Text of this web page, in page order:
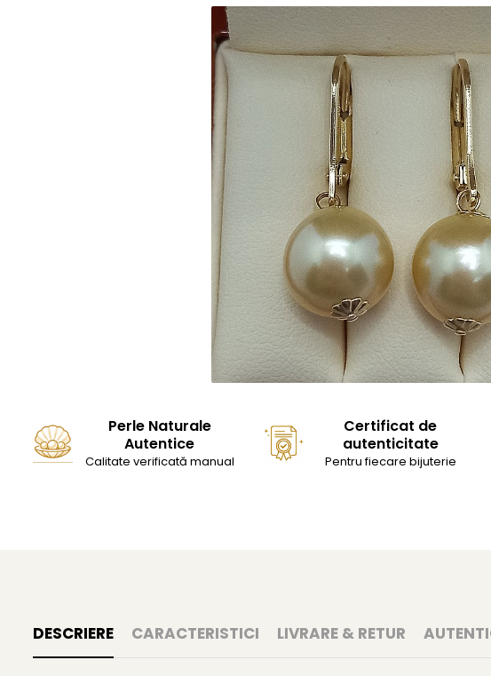
Perle Naturale
Autentice
Calitate verificată manual
Certificat de
autenticitate
Pentru fiecare bijuterie
DESCRIERE CARACTERISTICI LIVRARE & RETUR